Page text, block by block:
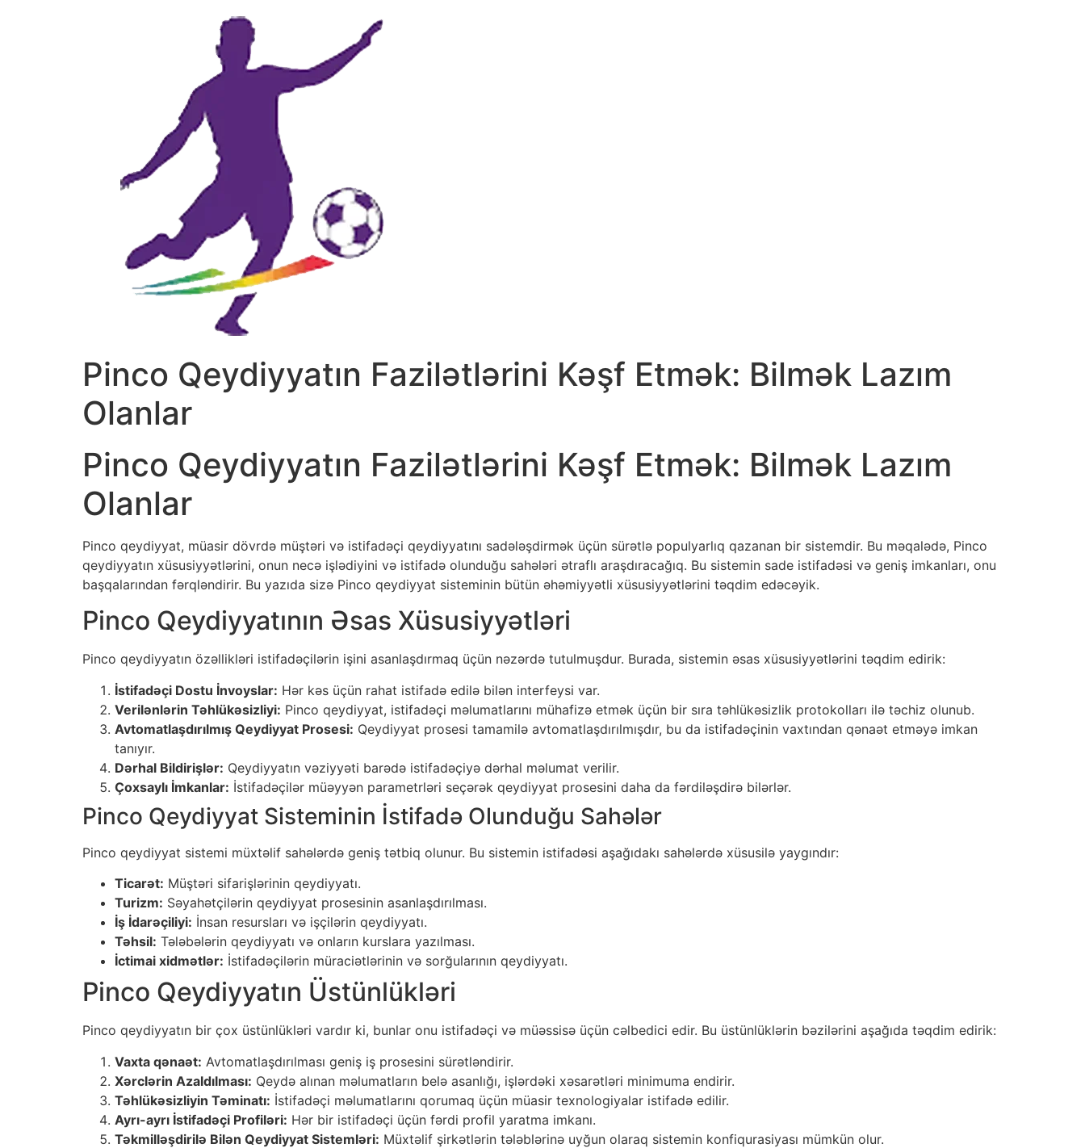
Pinco Qeydiyyatın Fazilətlərini Kəşf Etmək: Bilmək Lazım
Olanlar
Pinco Qeydiyyatın Fazilətlərini Kəşf Etmək: Bilmək Lazım
Olanlar
Pinco qeydiyyat, müasir dövrdə müştəri və istifadəçi qeydiyyatını sadələşdirmək üçün sürətlə populyarlıq qazanan bir sistemdir. Bu məqalədə, Pinco
qeydiyyatın xüsusiyyətlərini, onun necə işlədiyini və istifadə olunduğu sahələri ətraflı araşdıracağıq. Bu sistemin sade istifadəsi və geniş imkanları, onu
başqalarından fərqləndirir. Bu yazıda sizə Pinco qeydiyyat sisteminin bütün əhəmiyyətli xüsusiyyətlərini təqdim edəcəyik.
Pinco Qeydiyyatının Əsas Xüsusiyyətləri
Pinco qeydiyyatın özəllikləri istifadəçilərin işini asanlaşdırmaq üçün nəzərdə tutulmuşdur. Burada, sistemin əsas xüsusiyyətlərini təqdim edirik:
İstifadəçi Dostu İnvoyslar: Hər kəs üçün rahat istifadə edilə bilən interfeysi var.
Verilənlərin Təhlükəsizliyi: Pinco qeydiyyat, istifadəçi məlumatlarını mühafizə etmək üçün bir sıra təhlükəsizlik protokolları ilə təchiz olunub.
Avtomatlaşdırılmış Qeydiyyat Prosesi: Qeydiyyat prosesi tamamilə avtomatlaşdırılmışdır, bu da istifadəçinin vaxtından qənaət etməyə imkan
tanıyır.
Dərhal Bildirişlər: Qeydiyyatın vəziyyəti barədə istifadəçiyə dərhal məlumat verilir.
Çoxsaylı İmkanlar: İstifadəçilər müəyyən parametrləri seçərək qeydiyyat prosesini daha da fərdiləşdirə bilərlər.
Pinco Qeydiyyat Sisteminin İstifadə Olunduğu Sahələr
Pinco qeydiyyat sistemi müxtəlif sahələrdə geniş tətbiq olunur. Bu sistemin istifadəsi aşağıdakı sahələrdə xüsusilə yaygındır:
Ticarət: Müştəri sifarişlərinin qeydiyyatı.
Turizm: Səyahətçilərin qeydiyyat prosesinin asanlaşdırılması.
İş İdarəçiliyi: İnsan resursları və işçilərin qeydiyyatı.
Təhsil: Tələbələrin qeydiyyatı və onların kurslara yazılması.
İctimai xidmətlər: İstifadəçilərin müraciətlərinin və sorğularının qeydiyyatı.
Pinco Qeydiyyatın Üstünlükləri
Pinco qeydiyyatın bir çox üstünlükləri vardır ki, bunlar onu istifadəçi və müəssisə üçün cəlbedici edir. Bu üstünlüklərin bəzilərini aşağıda təqdim edirik:
Vaxta qənaət: Avtomatlaşdırılması geniş iş prosesini sürətləndirir.
Xərclərin Azaldılması: Qeydə alınan məlumatların belə asanlığı, işlərdəki xəsarətləri minimuma endirir.
Təhlükəsizliyin Təminatı: İstifadəçi məlumatlarını qorumaq üçün müasir texnologiyalar istifadə edilir.
Ayrı-ayrı İstifadəçi Profiləri: Hər bir istifadəçi üçün fərdi profil yaratma imkanı.
Təkmilləşdirilə Bilən Qeydiyyat Sistemləri: Müxtəlif şirkətlərin tələblərinə uyğun olaraq sistemin konfiqurasiyası mümkün olur.